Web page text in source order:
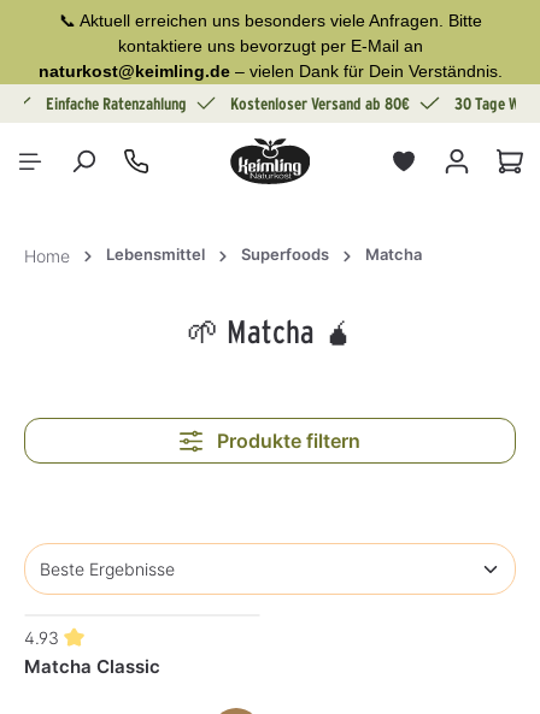
springen
📞 Aktuell erreichen uns besonders viele Anfragen. Bitte
kontaktiere uns bevorzugt per E-Mail an
naturkost@keimling.de– vielen Dank für Dein Verständnis.
Einfache Ratenzahlung Kostenloser Versand ab 80€ 30 Tage
Home Lebensmittel Superfoods Matcha
🌱 Matcha 🧉
Produkte filtern
Matcha Classic
4.93